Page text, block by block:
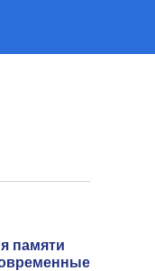
памяти